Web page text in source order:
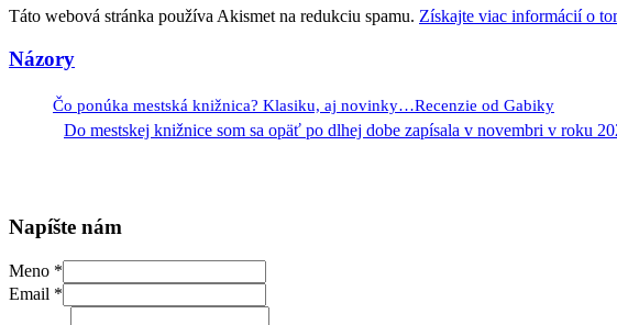
Táto webová stránka používa Akismet na redukciu spamu. Získajte viac informácií o
Názory
Čo ponúka mestská knižnica? Klasiku, aj novinky…Recenzie od Gabiky
Do mestskej knižnice som sa opäť po dlhej dobe zapísala v novembri v roku
Napíšte nám
Meno *
Email *